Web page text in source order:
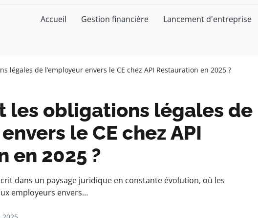
Accueil Gestion financière Lancement d'entreprise
légales de l’employeur envers le CE chez API Restauration en 2025 ?
les obligations légales de
le CE chez API
en 2025 ?
dans un paysage juridique en constante évolution, où les
employeurs envers…